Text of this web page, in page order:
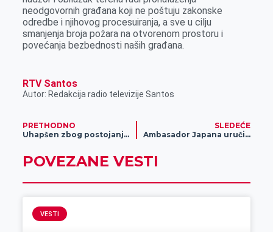
neodgovornih građana koji ne poštuju zakonske
odredbe i njihovog procesuiranja, a sve u cilju
smanjenja broja požara na otvorenom prostoru i
povećanja bezbednosti naših građana.
RTV Santos
Autor: Redakcija radio televizije Santos
PRETHODNO
Uhapšen zbog postojanja osnova sumnje da je izvršio krivično delo teška telesna povreda
SLEDEĆE
Ambasador Japana uručio donaciju Specijalnoj bolnici „Dr Vasa Savić“
POVEZANE VESTI
VESTI